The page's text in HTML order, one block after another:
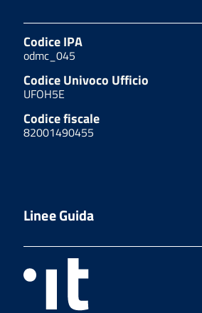
Codice IPA
odmc_045
Codice Univoco Ufficio
UFOH5E
Codice fiscale
82001490455
Linee Guida